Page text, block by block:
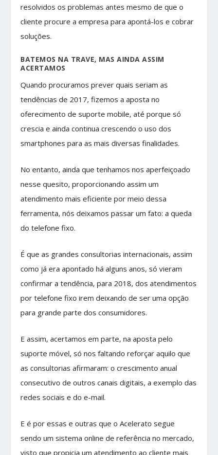
resolvidos os problemas antes mesmo de que o
cliente procure a empresa para apontá-los e cobrar
soluções.
BATEMOS NA TRAVE, MAS AINDA ASSIM
ACERTAMOS
Quando procuramos prever quais seriam as
tendências de 2017, fizemos a aposta no
oferecimento de suporte mobile, até porque só
crescia e ainda continua crescendo o uso dos
smartphones para as mais diversas finalidades.
No entanto, ainda que tenhamos nos aperfeiçoado
nesse quesito, proporcionando assim um
atendimento mais eficiente por meio dessa
ferramenta, nós deixamos passar um fato: a queda
do telefone fixo.
É que as grandes consultorias internacionais, assim
como já era apontado há alguns anos, só vieram
confirmar a tendência, para 2018, dos atendimentos
por telefone fixo irem deixando de ser uma opção
para grande parte dos consumidores.
E assim, acertamos em parte, na aposta pelo
suporte móvel, só nos faltando reforçar aquilo que
as consultorias afirmaram: o crescimento anual
consecutivo de outros canais digitais, a exemplo das
redes sociais e do e-mail.
E é por essas e outras que o Acelerato segue
sendo um sistema online de referência no mercado,
visto que propicia um atendimento ao cliente mais